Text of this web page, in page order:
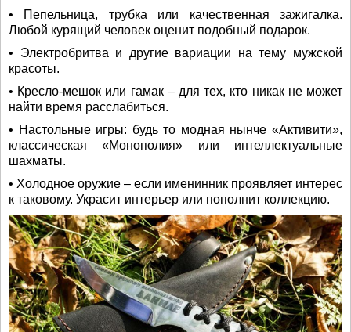
• Пепельница, трубка или качественная зажигалка.
Любой курящий человек оценит подобный подарок.
• Электробритва и другие вариации на тему мужской
красоты.
• Кресло-мешок или гамак – для тех, кто никак не может
найти время расслабиться.
• Настольные игры: будь то модная нынче «Активити»,
классическая «Монополия» или интеллектуальные
шахматы.
• Холодное оружие – если именинник проявляет интерес
к таковому. Украсит интерьер или пополнит коллекцию.